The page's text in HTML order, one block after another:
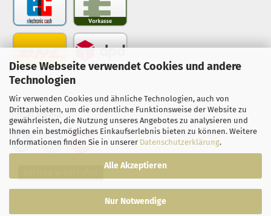
Diese Webseite verwendet Cookies und andere
Technologien
Wir verwenden Cookies und ähnliche Technologien, auch von
Drittanbietern, um die ordentliche Funktionsweise der Website zu
gewährleisten, die Nutzung unseres Angebotes zu analysieren und
Ihnen ein bestmögliches Einkaufserlebnis bieten zu können. Weitere
Informationen finden Sie in unserer Datenschutzerklärung.
Alle Akzeptieren
Nur Notwendige
Social Media